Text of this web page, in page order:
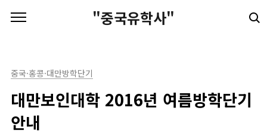
"중국유학사"
중국·홍콩·대만방학단기
대만보인대학 2016년 여름방학단기
안내